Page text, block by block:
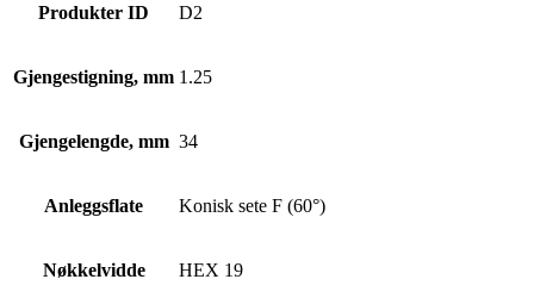
Produkter ID D2
Gjengestigning, mm 1.25
Gjengelengde, mm 34
Anleggsflate Konisk sete F (60°)
Nøkkelvidde HEX 19